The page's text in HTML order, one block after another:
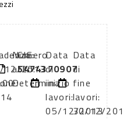
12/2013
Numero
atto:
Determina
CIG:
5474370907
Data
di
inizio
lavori:
05/12/2013
Data
di
fine
lavori:
30/12/